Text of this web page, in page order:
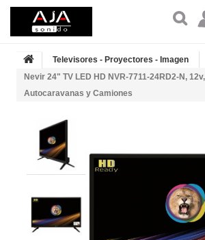
Televisores - Proyectores - Imagen
Nevir 24" TV LED HD NVR-7711-24RD2-N,
Autocaravanas y Camiones